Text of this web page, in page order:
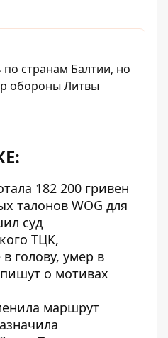
по странам Балтии, но
обороны Литвы
182 200 гривен
талонов WOG для
суд
ТЦК,
голову, умер в
о мотивах
маршрут